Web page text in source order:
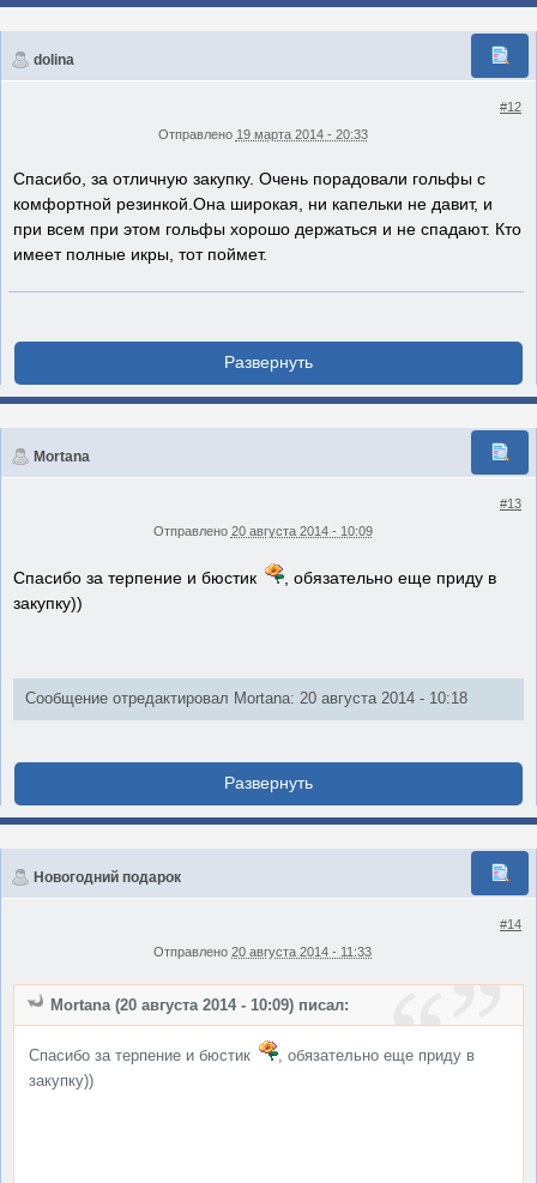
dolina
#12
Отправлено 19 марта 2014 - 20:33
Спасибо, за отличную закупку. Очень порадовали гольфы с
комфортной резинкой.Она широкая, ни капельки не давит, и
при всем при этом гольфы хорошо держаться и не спадают. Кто
имеет полные икры, тот поймет.
Mortana
#13
Отправлено 20 августа 2014 - 10:09
Спасибо за терпение и бюстик
, обязательно еще приду в
закупку))
Сообщение отредактировал Mortana: 20 августа 2014 - 10:18
Новогодний подарок
#14
Отправлено 20 августа 2014 - 11:33
Mortana (20 августа 2014 - 10:09) писал:
Спасибо за терпение и бюстик
, обязательно еще приду в
закупку))